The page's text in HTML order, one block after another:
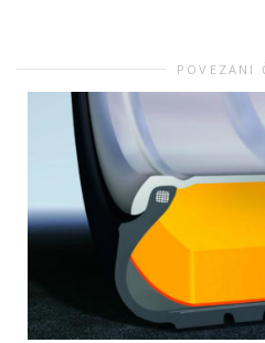
POVEZANI